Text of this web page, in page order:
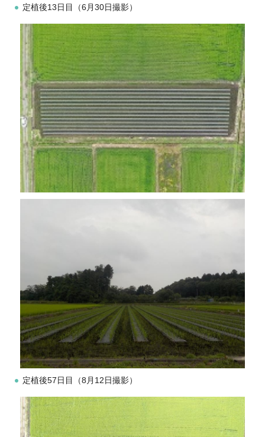
定植後13日目（6月30日撮影）
定植後57日目（8月12日撮影）